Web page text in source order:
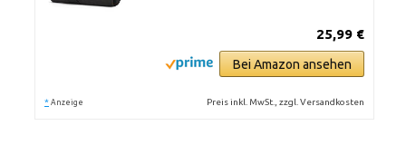
25,99 €
Bei Amazon ansehen
* Anzeige Preis inkl. MwSt., zzgl. Versandkosten